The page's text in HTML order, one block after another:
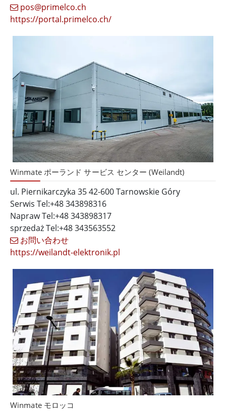
pos@primelco.ch
https://portal.primelco.ch/
Winmate ポーランド サービス センター (Weilandt)
ul. Piernikarczyka 35 42-600 Tarnowskie Góry
Serwis Tel:+48 343898316
Napraw Tel:+48 343898317
sprzedaż Tel:+48 343563552
お問い合わせ
https://weilandt-elektronik.pl
Winmate モロッコ